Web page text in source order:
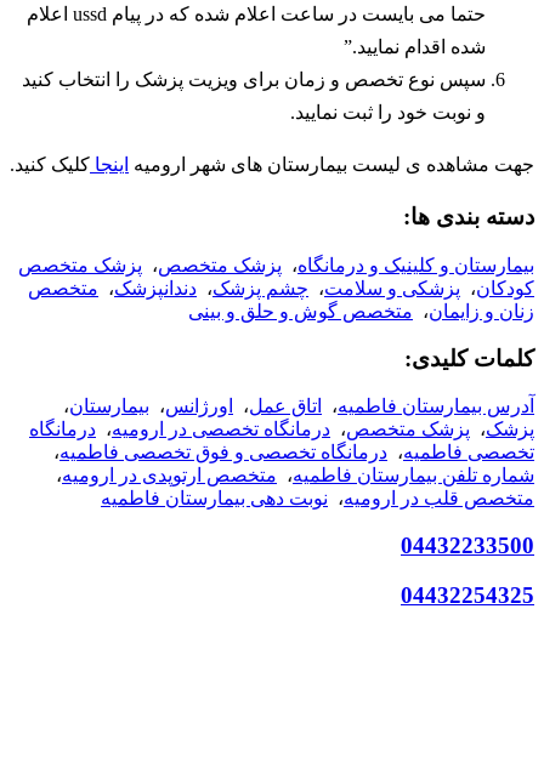
حتما می بایست در ساعت اعلام شده که در پیام ussd اعلام
شده اقدام نمایید.”
سپس نوع تخصص و زمان برای ویزیت پزشک را انتخاب کنید
و نوبت خود را ثبت نمایید.
جهت مشاهده ی لیست بیمارستان های شهر ارومیه اینجا کلیک کنید.
دسته بندی ها:
بیمارستان و کلینیک و درمانگاه، پزشک متخصص، پزشک متخصص
کودکان، پزشکی و سلامت، چشم پزشک، دندانپزشک، متخصص
زنان و زایمان، متخصص گوش و حلق و بینی
کلمات کلیدی:
آدرس بیمارستان فاطمیه، اتاق عمل، اورژانس، بیمارستان،
پزشک، پزشک متخصص، درمانگاه تخصصی در ارومیه، درمانگاه
تخصصی فاطمیه، درمانگاه تخصصی و فوق تخصصی فاطمیه،
شماره تلفن بیمارستان فاطمیه، متخصص ارتوپدی در ارومیه،
متخصص قلب در ارومیه، نوبت دهی بیمارستان فاطمیه
04432233500
04432254325